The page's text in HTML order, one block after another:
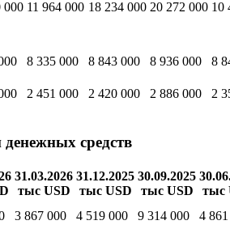
000 11 964 000 18 234 000 20 272 000 10
8 335 000 8 843 000 8 936 000 8
2 451 000 2 420 000 2 886 000
2
средств
31.03.2026
тыс USD
31.12.2025
тыс USD
30.09.2025
тыс USD
тыс
3 867 000 4 519 000 9 314 000
4